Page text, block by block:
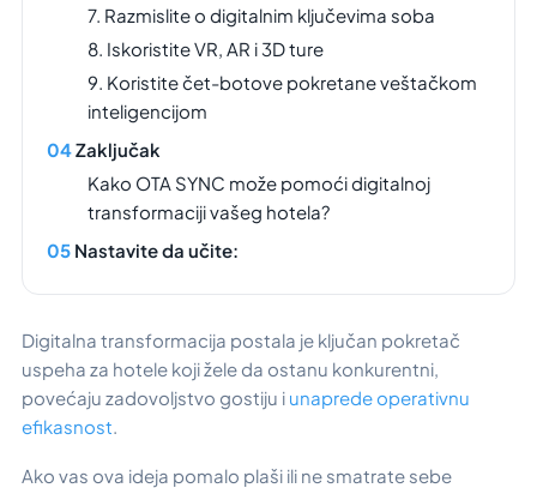
7. Razmislite o digitalnim ključevima soba
8. Iskoristite VR, AR i 3D ture
9. Koristite čet-botove pokretane veštačkom
inteligencijom
Zaključak
Kako OTA SYNC može pomoći digitalnoj
transformaciji vašeg hotela?
Nastavite da učite:
Digitalna transformacija postala je ključan pokretač
uspeha za hotele koji žele da ostanu konkurentni,
povećaju zadovoljstvo gostiju i unaprede operativnu
efikasnost.
Ako vas ova ideja pomalo plaši ili ne smatrate sebe